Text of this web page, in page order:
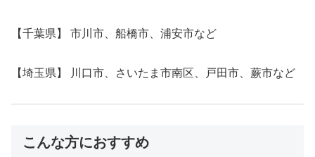
【千葉県】 市川市、船橋市、浦安市など
【埼玉県】 川口市、さいたま市南区、戸田市、蕨市など
こんな方におすすめ